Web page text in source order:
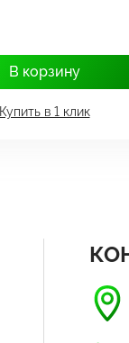
В корзину
Купить в 1 клик